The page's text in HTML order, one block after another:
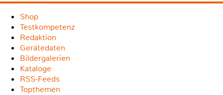
Shop
Testkompetenz
Redaktion
Gerätedaten
Bildergalerien
Kataloge
RSS-Feeds
Topthemen